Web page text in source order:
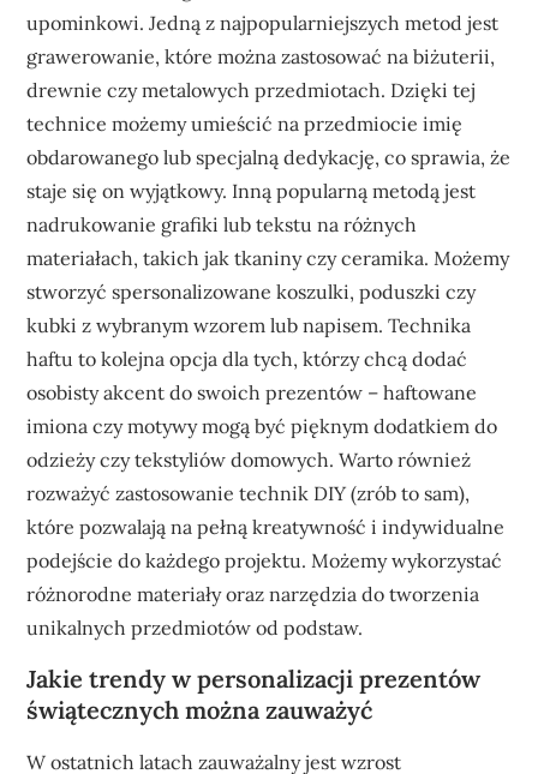
upominkowi. Jedną z najpopularniejszych metod jest
grawerowanie, które można zastosować na biżuterii,
drewnie czy metalowych przedmiotach. Dzięki tej
technice możemy umieścić na przedmiocie imię
obdarowanego lub specjalną dedykację, co sprawia, że
staje się on wyjątkowy. Inną popularną metodą jest
nadrukowanie grafiki lub tekstu na różnych
materiałach, takich jak tkaniny czy ceramika. Możemy
stworzyć spersonalizowane koszulki, poduszki czy
kubki z wybranym wzorem lub napisem. Technika
haftu to kolejna opcja dla tych, którzy chcą dodać
osobisty akcent do swoich prezentów – haftowane
imiona czy motywy mogą być pięknym dodatkiem do
odzieży czy tekstyliów domowych. Warto również
rozważyć zastosowanie technik DIY (zrób to sam),
które pozwalają na pełną kreatywność i indywidualne
podejście do każdego projektu. Możemy wykorzystać
różnorodne materiały oraz narzędzia do tworzenia
unikalnych przedmiotów od podstaw.
Jakie trendy w personalizacji prezentów
świątecznych można zauważyć
W ostatnich latach zauważalny jest wzrost